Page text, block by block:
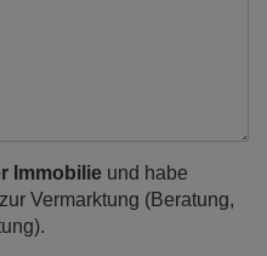
Immobilie und habe
Vermarktung (Beratung,